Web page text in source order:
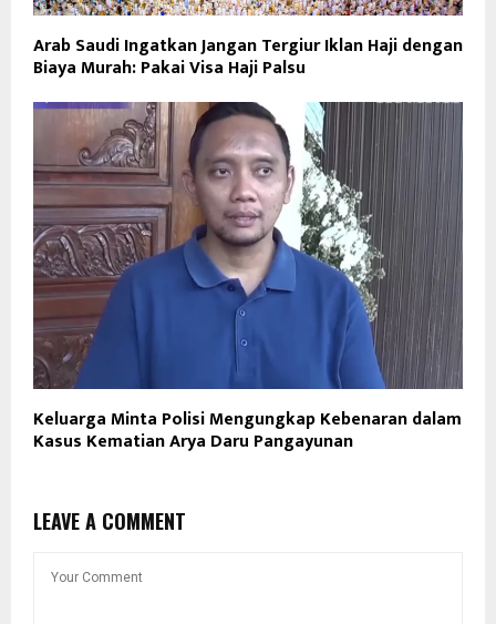
Arab Saudi Ingatkan Jangan Tergiur Iklan Haji dengan
Biaya Murah: Pakai Visa Haji Palsu
Keluarga Minta Polisi Mengungkap Kebenaran dalam
Kasus Kematian Arya Daru Pangayunan
LEAVE A COMMENT